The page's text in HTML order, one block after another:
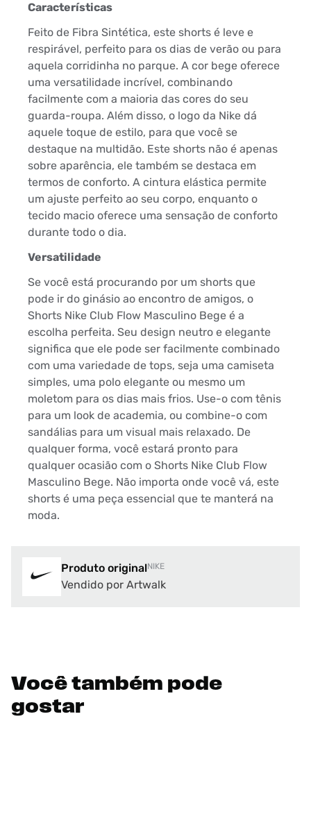
Características
Feito de Fibra Sintética, este shorts é leve e
respirável, perfeito para os dias de verão ou para
aquela corridinha no parque. A cor bege oferece
uma versatilidade incrível, combinando
facilmente com a maioria das cores do seu
guarda-roupa. Além disso, o logo da Nike dá
aquele toque de estilo, para que você se
destaque na multidão. Este shorts não é apenas
sobre aparência, ele também se destaca em
termos de conforto. A cintura elástica permite
um ajuste perfeito ao seu corpo, enquanto o
tecido macio oferece uma sensação de conforto
durante todo o dia.
Versatilidade
Se você está procurando por um shorts que
pode ir do ginásio ao encontro de amigos, o
Shorts Nike Club Flow Masculino Bege é a
escolha perfeita. Seu design neutro e elegante
significa que ele pode ser facilmente combinado
com uma variedade de tops, seja uma camiseta
simples, uma polo elegante ou mesmo um
moletom para os dias mais frios. Use-o com tênis
para um look de academia, ou combine-o com
sandálias para um visual mais relaxado. De
qualquer forma, você estará pronto para
qualquer ocasião com o Shorts Nike Club Flow
Masculino Bege. Não importa onde você vá, este
shorts é uma peça essencial que te manterá na
moda.
Produto originalNIKE
Vendido por Artwalk
Você também pode
gostar